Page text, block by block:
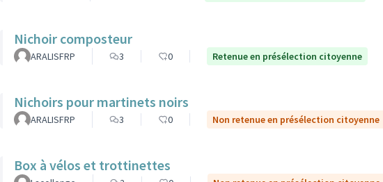
Nichoir composteur
ARALISFRP 3 0 Retenue en présélection citoyenne
Nichoirs pour martinets noirs
ARALISFRP 3 0 Non retenue en présélection citoyenne
Box à vélos et trottinettes